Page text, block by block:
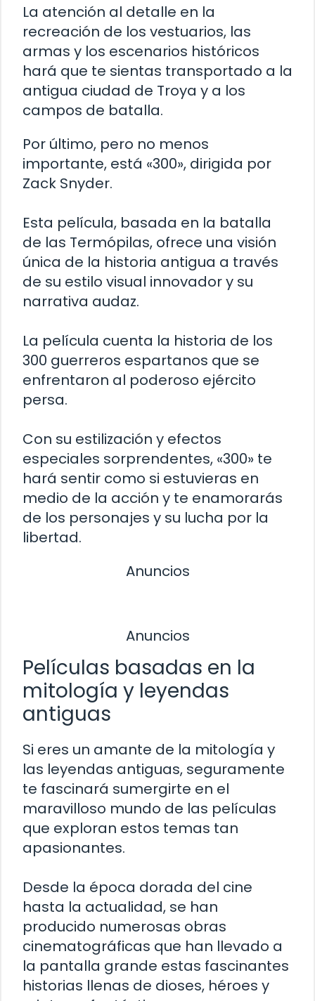
La atención al detalle en la
recreación de los vestuarios, las
armas y los escenarios históricos
hará que te sientas transportado a la
antigua ciudad de Troya y a los
campos de batalla.
Por último, pero no menos
importante, está «300», dirigida por
Zack Snyder.
Esta película, basada en la batalla
de las Termópilas, ofrece una visión
única de la historia antigua a través
de su estilo visual innovador y su
narrativa audaz.
La película cuenta la historia de los
300 guerreros espartanos que se
enfrentaron al poderoso ejército
persa.
Con su estilización y efectos
especiales sorprendentes, «300» te
hará sentir como si estuvieras en
medio de la acción y te enamorarás
de los personajes y su lucha por la
libertad.
Anuncios
Anuncios
Películas basadas en la
mitología y leyendas
antiguas
Si eres un amante de la mitología y
las leyendas antiguas, seguramente
te fascinará sumergirte en el
maravilloso mundo de las películas
que exploran estos temas tan
apasionantes.
Desde la época dorada del cine
hasta la actualidad, se han
producido numerosas obras
cinematográficas que han llevado a
la pantalla grande estas fascinantes
historias llenas de dioses, héroes y